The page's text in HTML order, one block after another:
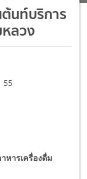
ต้นท์บริการ
ลวง
55
หารเครื่องดื่ม